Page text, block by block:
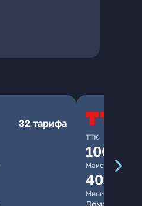
32 тарифа
ТТК
100
Максимальная
400
Минимальная
Домашний